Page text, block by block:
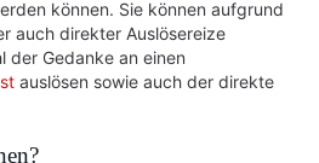
können. Sie können aufgrund
auch direkter Auslösereize
der Gedanke an einen
auslösen sowie auch der direkte